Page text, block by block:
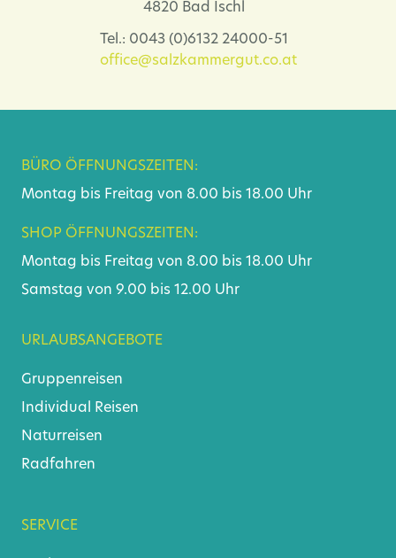
4820 Bad Ischl
Tel.: 0043 (0)6132 24000-51
office@salzkammergut.co.at
BÜRO ÖFFNUNGSZEITEN:
Montag bis Freitag von 8.00 bis 18.00 Uhr
SHOP ÖFFNUNGSZEITEN:
Montag bis Freitag von 8.00 bis 18.00 Uhr
Samstag von 9.00 bis 12.00 Uhr
URLAUBSANGEBOTE
Gruppenreisen
Individual Reisen
Naturreisen
Radfahren
SERVICE